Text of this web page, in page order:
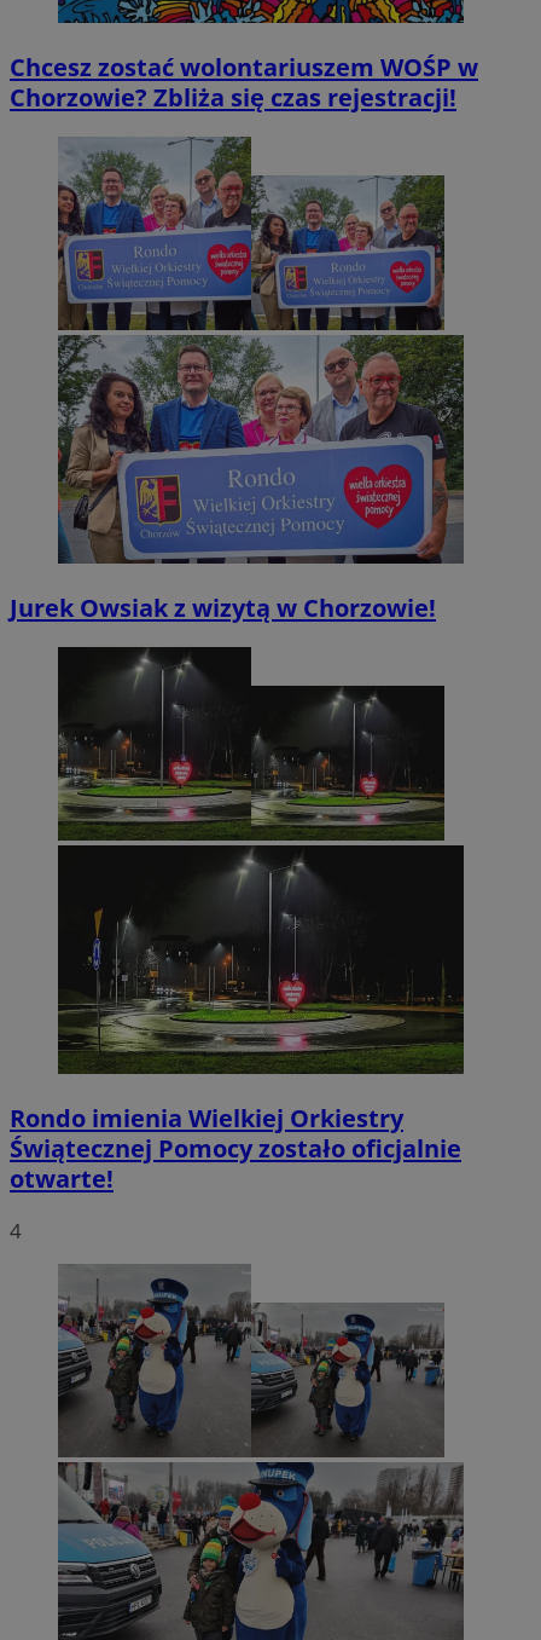
Chcesz zostać wolontariuszem WOŚP w
Chorzowie? Zbliża się czas rejestracji!
Jurek Owsiak z wizytą w Chorzowie!
Rondo imienia Wielkiej Orkiestry
Świątecznej Pomocy zostało oficjalnie
otwarte!
4